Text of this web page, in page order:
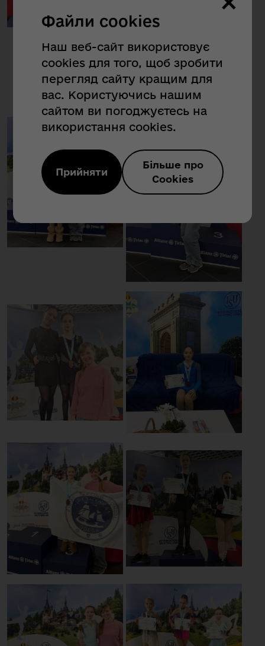
Файли cookies
Наш веб-сайт використовує
cookies для того, щоб зробити
перегляд сайту кращим для
вас. Користуючись нашим
сайтом ви погоджуєтесь на
використання cookies.
Прийняти
Більше про
Cookies